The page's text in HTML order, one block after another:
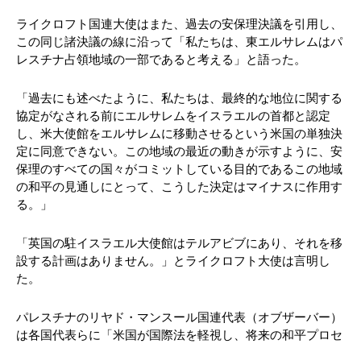
ライクロフト国連大使はまた、過去の安保理決議を引用し、
この同じ諸決議の線に沿って「私たちは、東エルサレムはパ
レスチナ占領地域の一部であると考える」と語った。
「過去にも述べたように、私たちは、最終的な地位に関する
協定がなされる前にエルサレムをイスラエルの首都と認定
し、米大使館をエルサレムに移動させるという米国の単独決
定に同意できない。この地域の最近の動きが示すように、安
保理のすべての国々がコミットしている目的であるこの地域
の和平の見通しにとって、こうした決定はマイナスに作用す
る。」
「英国の駐イスラエル大使館はテルアビブにあり、それを移
設する計画はありません。」とライクロフト大使は言明し
た。
パレスチナのリヤド・マンスール国連代表（オブザーバー）
は各国代表らに「米国が国際法を軽視し、将来の和平プロセ